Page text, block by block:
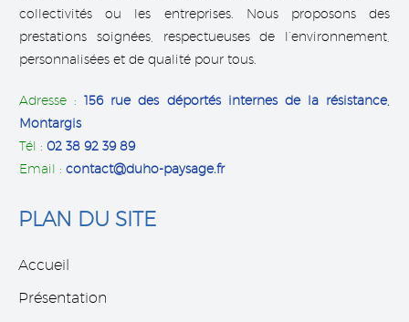
commercial au ouvriers, très bon travail. Je
recommande cette société qui m a été fortement
conseillé. Bravo et merci encore. Connaissant leur
comprendre certaines personnes mécontentes…
société a taille humaine et à l écoute. Sympathique
et sérieuse.
collectivités ou les entreprises. Nous proposons des
prestations soignées, respectueuses de l’environnement,
personnalisées et de qualité pour tous.
Adresse :156 rue des déportés internes de la résistance,
Montargis
Tél : 02 38 92 39 89
Email : contact@duho-paysage.fr
PLAN DU SITE
Accueil
Présentation